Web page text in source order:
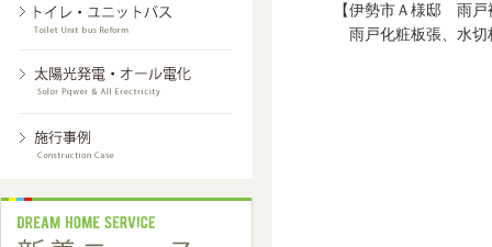
【伊勢市Ａ様邸 雨戸
雨戸化粧板張、水切